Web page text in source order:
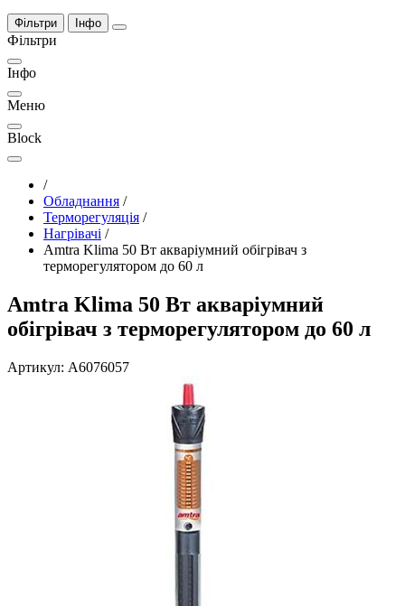
Фільтри Інфо
Фільтри
Інфо
Меню
Block
/
Обладнання /
Терморегуляція /
Нагрівачі /
Amtra Klima 50 Вт акваріумний обігрівач з
терморегулятором до 60 л
Amtra Klima 50 Вт акваріумний
обігрівач з терморегулятором до 60 л
Артикул: A6076057